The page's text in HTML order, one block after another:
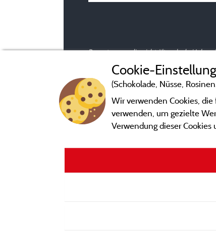
Bewertungen, die nicht älter als drei
Cookie-
(Schokolade, Nüsse,
Wir verwenden Cookies,
verwenden, um gezielte
Verwendung dieser